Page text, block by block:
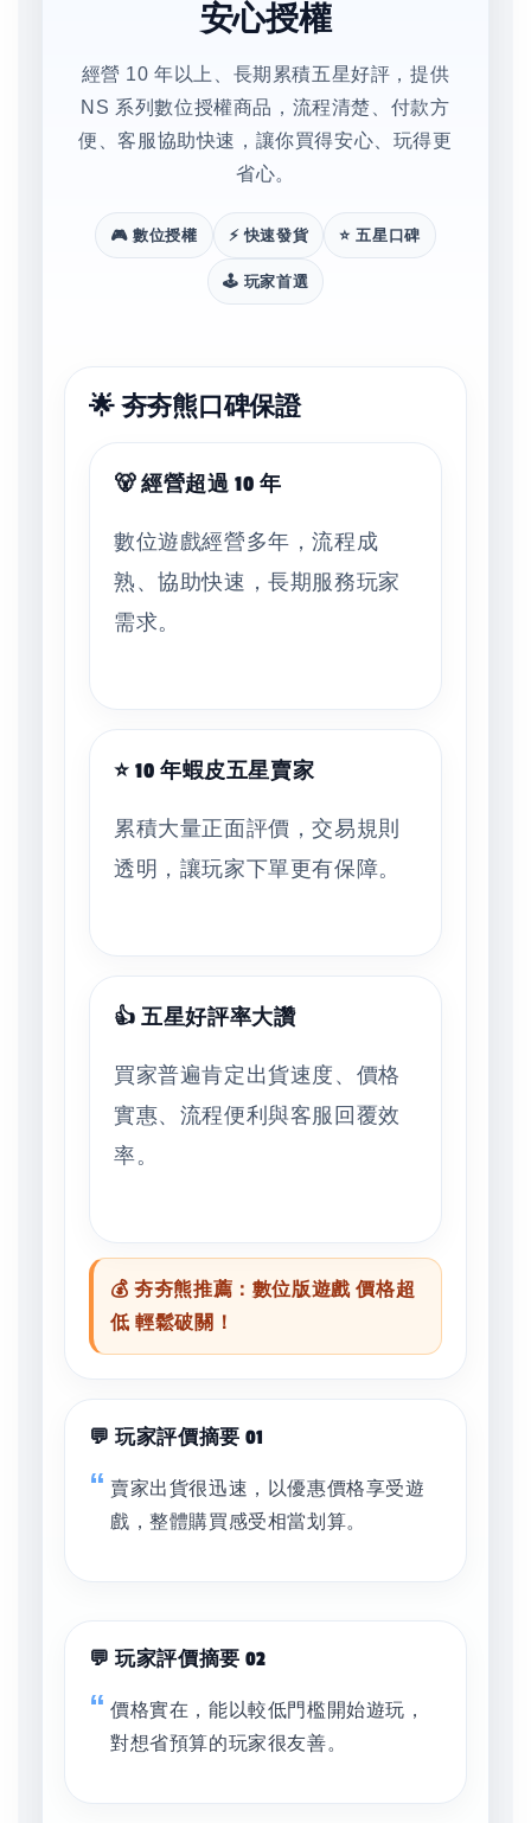
安心授權
經營 10 年以上、長期累積五星好評，提供
NS 系列數位授權商品，流程清楚、付款方
便、客服協助快速，讓你買得安心、玩得更
省心。
🎮 數位授權 ⚡ 快速發貨 ⭐ 五星口碑
🕹️ 玩家首選
🌟 夯夯熊口碑保證
🐻 經營超過 10 年
數位遊戲經營多年，流程成
熟、協助快速，長期服務玩家
需求。
⭐ 10 年蝦皮五星賣家
累積大量正面評價，交易規則
透明，讓玩家下單更有保障。
👍 五星好評率大讚
買家普遍肯定出貨速度、價格
實惠、流程便利與客服回覆效
率。
💰 夯夯熊推薦：數位版遊戲 價格超
低 輕鬆破關！
💬 玩家評價摘要 01
賣家出貨很迅速，以優惠價格享受遊
戲，整體購買感受相當划算。
💬 玩家評價摘要 02
價格實在，能以較低門檻開始遊玩，
對想省預算的玩家很友善。